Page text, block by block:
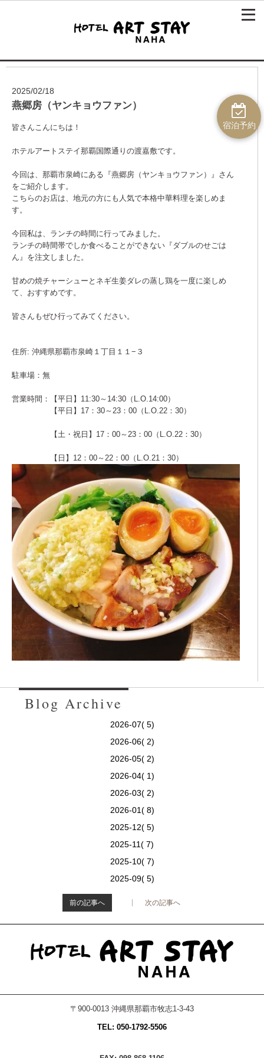
2025/02/18
燕郷房（ヤンキョウファン）
皆さんこんにちは！
ホテルアートステイ那覇国際通りの渡嘉敷です。
今回は、那覇市泉崎にある『燕郷房（ヤンキョウファン）』さん
をご紹介します。
こちらのお店は、地元の方にも人気で本格中華料理を楽しめま
す。
今回私は、ランチの時間に行ってみました。
ランチの時間帯でしか食べることができない『ダブルのせごは
ん』を注文しました。
甘めの焼チャーシューとネギ生姜ダレの蒸し鶏を一度に楽しめ
て、おすすめです。
皆さんもぜひ行ってみてください。
住所: 沖縄県那覇市泉崎１丁目１１−３
駐車場：無
営業時間：【平日】11:30～14:30（L.O.14:00）
【平日】17：30～23：00（L.O.22：30）
【土・祝日】17：00～23：00（L.O.22：30）
【日】12：00～22：00（L.O.21：30）
Blog Archive
2026-07( 5)
2026-06( 2)
2026-05( 2)
2026-04( 1)
2026-03( 2)
2026-01( 8)
2025-12( 5)
2025-11( 7)
2025-10( 7)
2025-09( 5)
前の記事へ 次の記事へ
〒900-0013 沖縄県那覇市牧志1-3-43
TEL: 050-1792-5506
宿泊予約